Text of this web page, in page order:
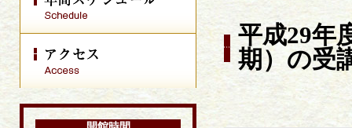
平成29年
期）の受